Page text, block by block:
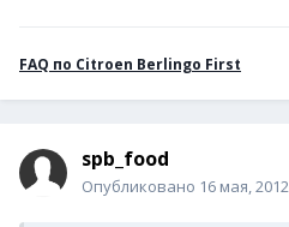
FAQ по Citroen Berlingo First
spb_food
Опубликовано 16 мая, 2012